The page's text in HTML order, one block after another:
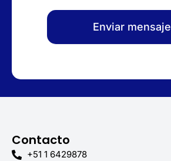
Enviar mensaje
Contacto
+51 1 6429878